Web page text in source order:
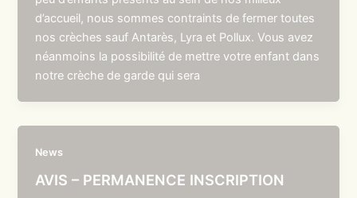
d’accueil, nous sommes contraints de fermer toutes
nos crèches sauf Antarès, Lyra et Pollux. Vous avez
néanmoins la possibilité de mettre votre enfant dans
notre crèche de garde qui sera
News
AVIS – PERMANENCE INSCRIPTION